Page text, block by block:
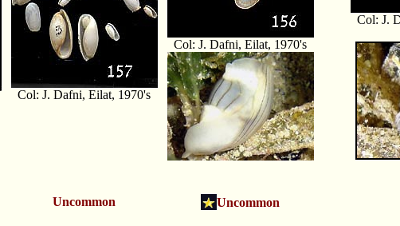
Col: J. Dafni, Eilat, 1970's
Col: J. Dafni, Eilat, 1970's
Col: J.
Uncommon Uncommon